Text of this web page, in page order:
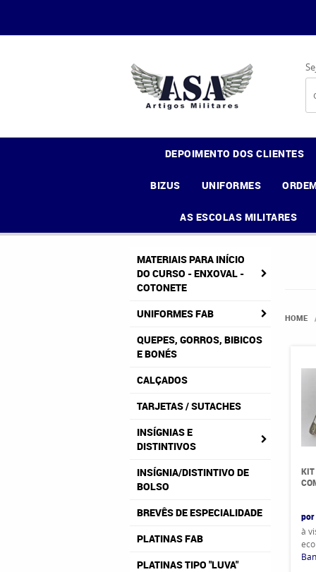
DEPOIMENTO DOS CLIENTES
BIZUS UNIFORMES
AS ESCOLAS MILITARES
MATERIAIS PARA INÍCIO
DO CURSO - ENXOVAL -
COTONETE
UNIFORMES FAB
QUEPES, GORROS, BIBICOS
E BONÉS
CALÇADOS
TARJETAS / SUTACHES
INSÍGNIAS E
DISTINTIVOS
INSÍGNIA/DISTINTIVO DE
BOLSO
BREVÊS DE ESPECIALIDADE
PLATINAS FAB
PLATINAS TIPO "LUVA"
HOME
KIT
por
à